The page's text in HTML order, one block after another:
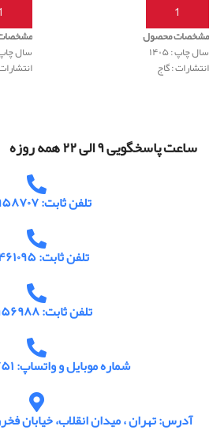
افزودن به سبد خرید
مشخصات محصول
سال چاپ : ۱۴۰۵
انتشارات : گاج
سال چاپ :
ساعت پاسخگویی ۹ الی ۲۲ همه روزه
تلفن ثابت: ۶۶۹۵۸۷۰۷
تلفن ثابت: ۶۶۴۶۱۰۹۵
تلفن ثابت: ۶۶۹۵۶۹۸۸
شماره موبایل و واتساپ: ۰۹۰۵۳۰۸۲۷۵۱
آدرس: تهران ، میدان انقلاب، خیابان